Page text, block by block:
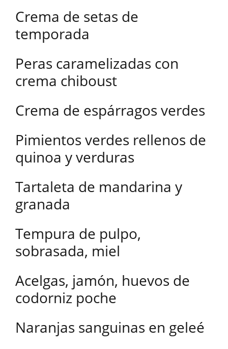
Crema de setas de
temporada
Peras caramelizadas con
crema chiboust
Crema de espárragos verdes
Pimientos verdes rellenos de
quinoa y verduras
Tartaleta de mandarina y
granada
Tempura de pulpo,
sobrasada, miel
Acelgas, jamón, huevos de
codorniz poche
Naranjas sanguinas en geleé